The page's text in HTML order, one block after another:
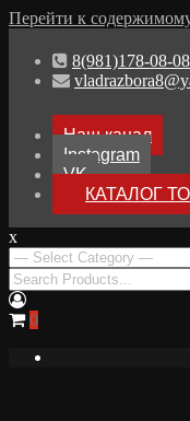
Перейти к
8(981)178-08-08
Наш канал
Instagram
VK
КАТАЛОГ
Разборка Audi A8 D3
x
0